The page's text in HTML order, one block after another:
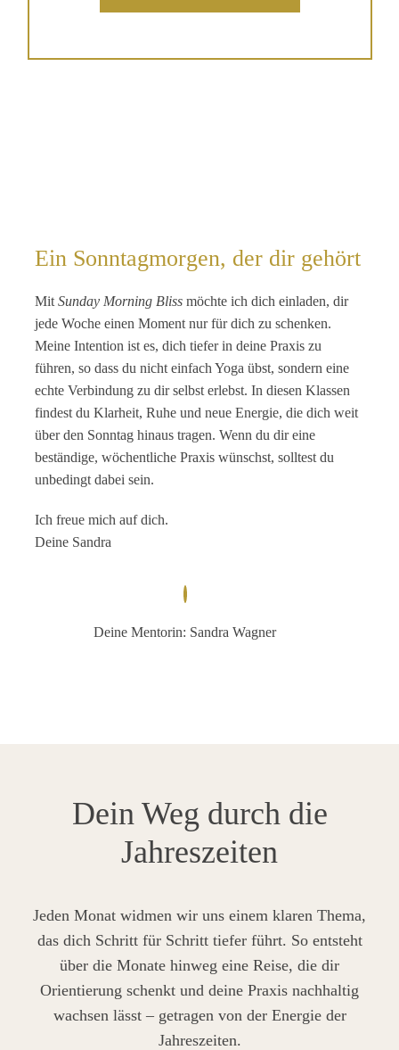
Ein Sonntagmorgen, der dir gehört
MitSunday Morning Blissmöchte ich dich einladen, dir
jede Woche einen Moment nur für dich zu schenken.
Meine Intention ist es, dich tiefer in deine Praxis zu
führen, so dass du nicht einfach Yoga übst, sondern eine
echte Verbindung zu dir selbst erlebst. In diesen Klassen
findest du Klarheit, Ruhe und neue Energie, die dich weit
über den Sonntag hinaus tragen. Wenn du dir eine
beständige, wöchentliche Praxis wünschst, solltest du
unbedingt dabei sein.
Ich freue mich auf dich.
Deine Sandra
Deine Mentorin: Sandra Wagner
Dein Weg durch die
Jahreszeiten
Jeden Monat widmen wir uns einem klaren Thema,
das dich Schritt für Schritt tiefer führt. So entsteht
über die Monate hinweg eine Reise, die dir
Orientierung schenkt und deine Praxis nachhaltig
wachsen lässt – getragen von der Energie der
Jahreszeiten.